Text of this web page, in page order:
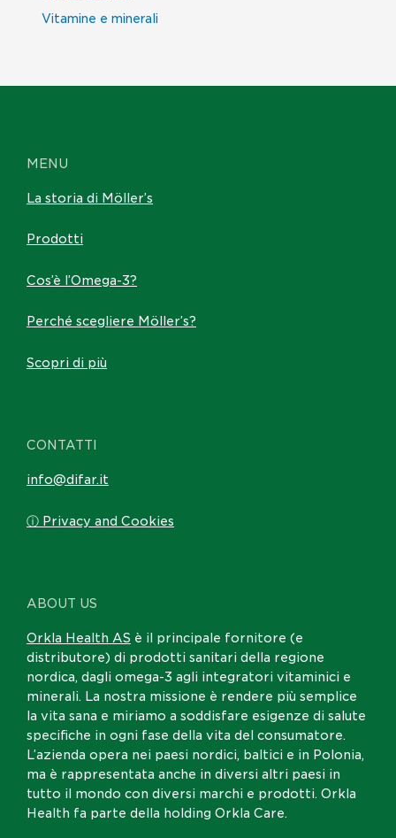
Vitamine e minerali
ABOUT US
Orkla Health AS è il principale fornitore (e
distributore) di prodotti sanitari della regione
nordica, dagli omega-3 agli integratori vitaminici e
minerali. La nostra missione è rendere più semplice
la vita sana e miriamo a soddisfare esigenze di salute
specifiche in ogni fase della vita del consumatore.
L’azienda opera nei paesi nordici, baltici e in Polonia,
ma è rappresentata anche in diversi altri paesi in
tutto il mondo con diversi marchi e prodotti. Orkla
Health fa parte della holding Orkla Care.
MENU
La storia di Möller’s
Prodotti
Cos’è l’Omega-3?
Perché scegliere Möller’s?
Scopri di più
CONTATTI
info@difar.it
ⓘ Privacy and Cookies